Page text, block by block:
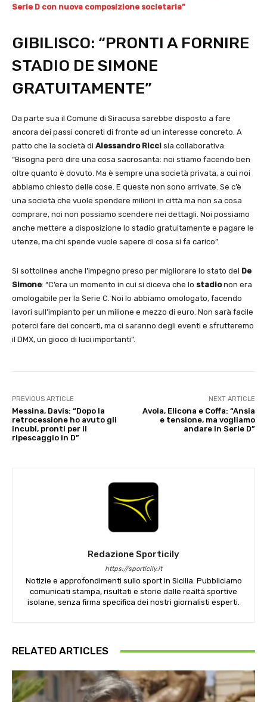
Serie D con nuova composizione societaria”
GIBILISCO: “PRONTI A FORNIRE
STADIO DE SIMONE
GRATUITAMENTE”
Da parte sua il Comune di Siracusa sarebbe disposto a fare
ancora dei passi concreti di fronte ad un interesse concreto. A
patto che la società di Alessandro Ricci sia collaborativa:
“Bisogna però dire una cosa sacrosanta: noi stiamo facendo ben
oltre quanto è dovuto. Ma è sempre una società privata, a cui noi
abbiamo chiesto delle cose. E queste non sono arrivate. Se c’è
una società che vuole spendere milioni in città ma non sa cosa
comprare, noi non possiamo scendere nei dettagli. Noi possiamo
anche mettere a disposizione lo stadio gratuitamente e pagare le
utenze, ma chi spende vuole sapere di cosa si fa carico”.
Si sottolinea anche l’impegno preso per migliorare lo stato del De
Simone: “C’era un momento in cui si diceva che lo stadionon era
omologabile per la Serie C. Noi lo abbiamo omologato, facendo
lavori sull’impianto per un milione e mezzo di euro. Non sarà facile
poterci fare dei concerti, ma ci saranno degli eventi e sfrutteremo
il DMX, un gioco di luci importanti”.
PREVIOUS ARTICLE
Messina, Davis: “Dopo la
retrocessione ho avuto gli
incubi, pronti per il
ripescaggio in D”
NEXT ARTICLE
Avola, Elicona e Coffa: “Ansia
e tensione, ma vogliamo
andare in Serie D”
Redazione Sporticily
https://sporticily.it
Notizie e approfondimenti sullo sport in Sicilia. Pubbliciamo
comunicati stampa, risultati e storie dalle realtà sportive
isolane, senza firma specifica dei nostri giornalisti esperti.
RELATED ARTICLES